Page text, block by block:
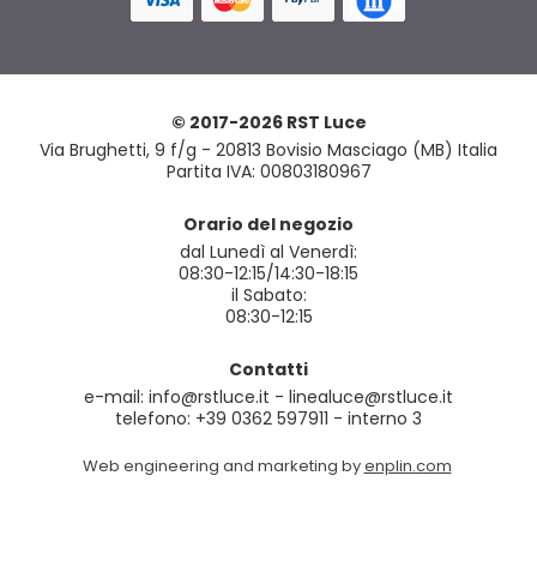
© 2017-2026 RST Luce
Via Brughetti, 9 f/g - 20813 Bovisio Masciago (MB) Italia
Partita IVA: 00803180967
Orario del negozio
dal Lunedì al Venerdì:
08:30-12:15/14:30-18:15
il Sabato:
08:30-12:15
Contatti
e-mail: info@rstluce.it - linealuce@rstluce.it
telefono: +39 0362 597911 - interno 3
Web engineering and marketing byenplin.com